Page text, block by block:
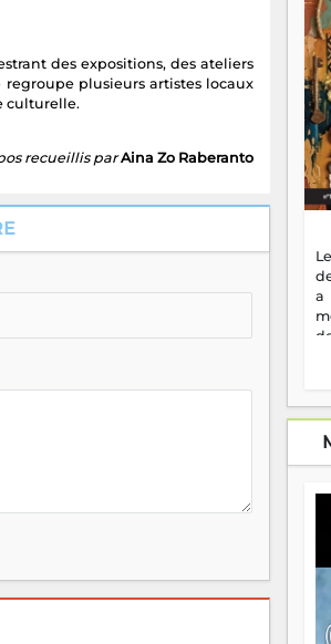
des expositions, des ateliers
plusieurs artistes locaux
culturelle.
recueillis parAina Zo Raberanto
a